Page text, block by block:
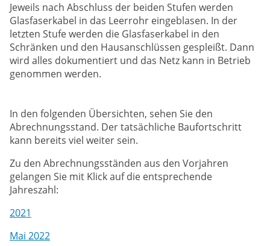
Jeweils nach Abschluss der beiden Stufen werden
Glasfaserkabel in das Leerrohr eingeblasen. In der
letzten Stufe werden die Glasfaserkabel in den
Schränken und den Hausanschlüssen gespleißt. Dann
wird alles dokumentiert und das Netz kann in Betrieb
genommen werden.
In den folgenden Übersichten, sehen Sie den
Abrechnungsstand. Der tatsächliche Baufortschritt
kann bereits viel weiter sein.
Zu den Abrechnungsständen aus den Vorjahren
gelangen Sie mit Klick auf die entsprechende
Jahreszahl:
2021
Mai 2022